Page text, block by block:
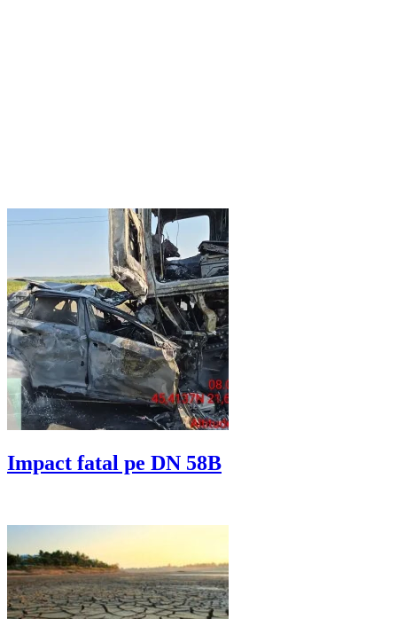
Impact fatal pe DN 58B